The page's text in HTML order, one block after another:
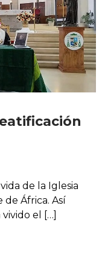
de la Iglesia
África. Así
el […]